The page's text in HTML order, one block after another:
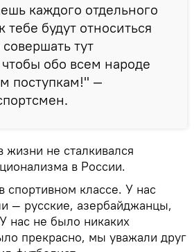
каждого отдельного
тебе будут относиться
тут
обо всем народе
поступкам!" —
жизни не сталкивался
в России.
спортивном классе. У нас
— русские, азербайджанцы,
нас не было никаких
прекрасно, мы уважали друг